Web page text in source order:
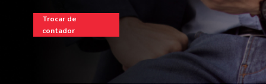
Trocar de
contador